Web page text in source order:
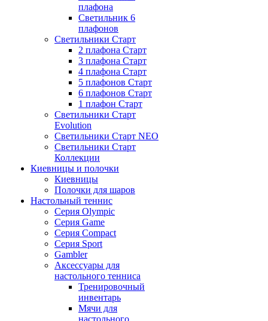
плафона
Светильник 6
плафонов
Светильники Старт
2 плафона Старт
3 плафона Старт
4 плафона Старт
5 плафонов Старт
6 плафонов Старт
1 плафон Старт
Светильники Старт
Evolution
Светильники Старт NEO
Светильники Старт
Коллекции
Киевницы и полочки
Киевницы
Полочки для шаров
Настольный теннис
Серия Olympic
Серия Game
Серия Compact
Серия Sport
Gambler
Аксессуары для
настольного тенниса
Тренировочный
инвентарь
Мячи для
настольного